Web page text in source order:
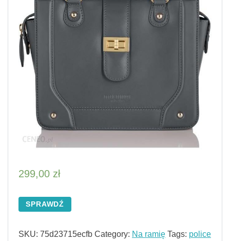
299,00 zł
SPRAWDŹ
SKU: 75d23715ecfb Category: Na ramię Tags: police